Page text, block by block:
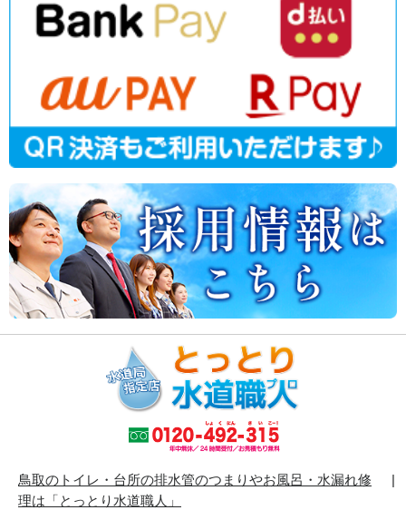
鳥取のトイレ・台所の排水管のつまりやお風呂・水漏れ修
理は「とっとり水道職人」